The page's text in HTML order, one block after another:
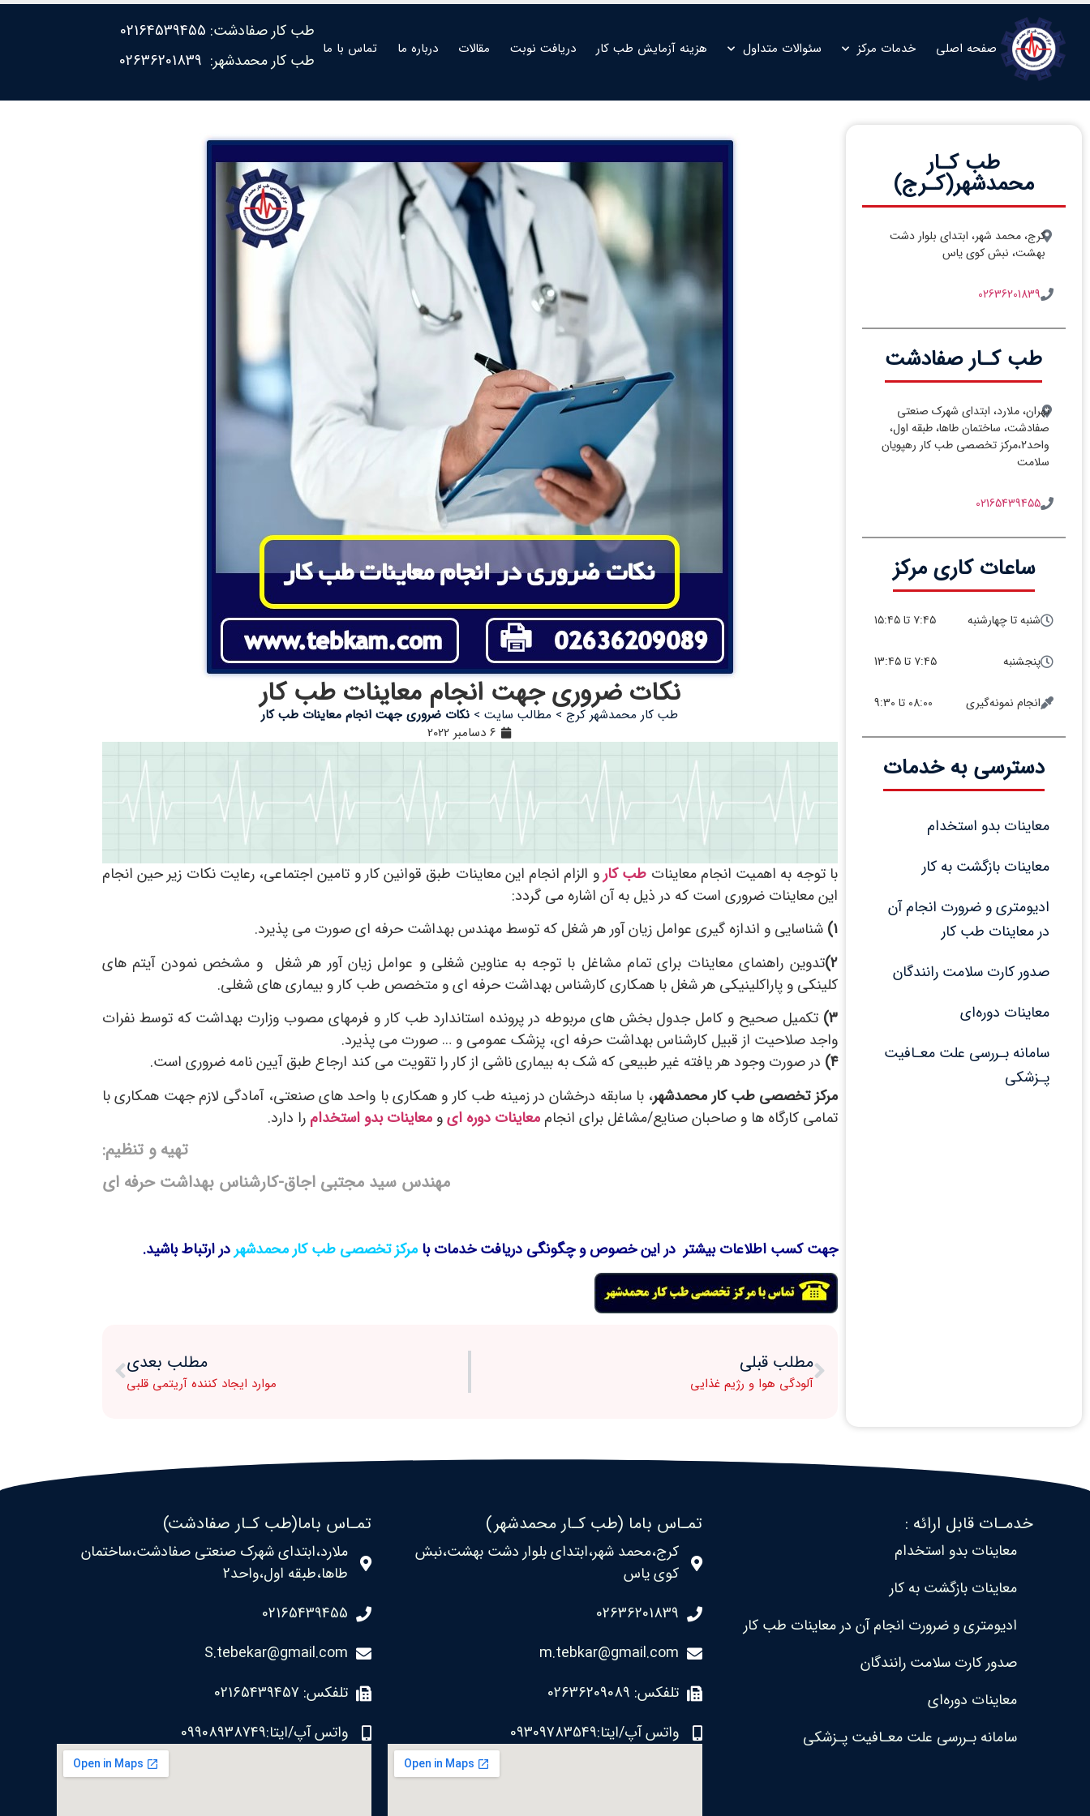
صفحه اصلی خدمات مرکز سئوالات متداول هزینه آزمایش طب کار دریافت نوبت مقالات درباره ما تماس با ما
طب کار صفادشت: 02164539455
طب کار محمدشهر: 02636201839
طب کـار
محمدشهر(کـرج)
کرج، محمد شهر، ابتدای بلوار دشت
بهشت، نبش کوی یاس
02636201839
طب کـار صفادشت
تهران، ملارد، ابتدای شهرک صنعتی
صفادشت، ساختمان طاها، طبقه اول،
واحد2،مرکز تخصصی طب کار رهپویان
سلامت
02165439455
ساعات کاری مرکز
شنبه تا چهارشنبه ۷:۴۵ تا ۱۵:۴۵
پنجشنبه ۷:۴۵ تا 13:۴۵
انجام نمونه‌گیری 08:00 تا 9:30
دسترسی به خدمات
معاینات بدو استخدام
معاینات بازگشت به کار
ادیومتری و ضرورت انجام آن
در معاینات طب کار
صدور کارت سلامت رانندگان
معاینات دوره‌ای
سامانه بـررسی علت معـافیت
پـزشکی
نکات ضروری جهت انجام معاینات طب کار
طب کار محمدشهر کرج> مطالب سایت> نکات ضروری جهت انجام معاینات طب کار
6 دسامبر 2022
با توجه به اهمیت انجام معاینات طب کارو الزام انجام این معاینات طبق قوانین کار و تامین اجتماعی، رعایت نکات زیر حین انجام
این معاینات ضروری است که در ذیل به آن اشاره می گردد:
۱) شناسایی و اندازه گیری عوامل زیان آور هر شغل که توسط مهندس بهداشت حرفه ای صورت می پذیرد.
۲)تدوین راهنمای معاینات برای تمام مشاغل با توجه به عناوین شغلی و عوامل زیان آور هر شغل و مشخص نمودن آیتم های
کلینکی و پاراکلینیکی هر شغل با همکاری کارشناس بهداشت حرفه ای و متخصص طب کار و بیماری های شغلی.
۳) تکمیل صحیح و کامل جدول بخش های مربوطه در پرونده استاندارد طب کار و فرمهای مصوب وزارت بهداشت که توسط نفرات
واجد صلاحیت از قبیل کارشناس بهداشت حرفه ای، پزشک عمومی و … صورت می پذیرد.
۴) در صورت وجود هر یافته غیر طبیعی که شک به بیماری ناشی از کار را تقویت می کند ارجاع طبق آیین نامه ضروری است.
مرکز تخصصی طب کار محمدشهر، با سابقه درخشان در زمینه طب کار و همکاری با واحد های صنعتی، آمادگی لازم جهت همکاری با
تمامی کارگاه ها و صاحبان صنایع/مشاغل برای انجاممعاینات دوره ایومعاینات بدو استخدام را دارد.
تهیه و تنظیم:
مهندس سید مجتبی اجاق-کارشناس بهداشت حرفه ای
جهت کسب اطلاعات بیشتر در این خصوص و چگونگی دریافت خدمات با مرکز تخصصی طب کار محمدشهردر ارتباط باشید.
مطلب قبلی
آلودگی هوا و رژیم غذایی
مطلب بعدی
موارد ایجاد کننده آریتمی قلبی
خدمـات قابل ارائه :
معاینات بدو استخدام
معاینات بازگشت به کار
ادیومتری و ضرورت انجام آن در معاینات طب کار
صدور کارت سلامت رانندگان
معاینات دوره‌ای
سامانه بـررسی علت معـافیت پـزشکی
تمـاس باما (طب کـار محمدشهر)
کرج،محمد شهر،ابتدای بلوار دشت بهشت،نبش
کوی یاس
02636201839
m.tebkar@gmail.com
تلفکس: 02636209089
واتس آپ/ایتا:09309783549
تمـاس باما(طب کـار صفادشت)
ملارد،ابتدای شهرک صنعتی صفادشت،ساختمان
طاها،طبقه اول،واحد2
02165439455
S.tebekar@gmail.com
تلفکس: 02165439457
واتس آپ/ایتا:09908938749